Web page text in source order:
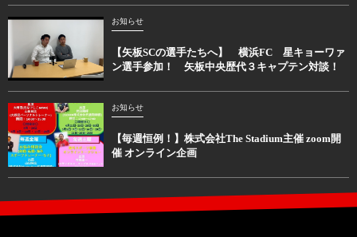
お知らせ
【矢板SCの選手たちへ】 横浜FC 星キョーワァ
ン選手参加！ 矢板中央歴代３キャプテン対談！
お知らせ
【毎週恒例！】株式会社The Stadium主催 zoom開
催 オンライン企画